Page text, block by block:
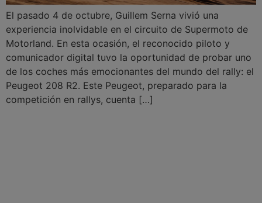
El pasado 4 de octubre, Guillem Serna vivió una
experiencia inolvidable en el circuito de Supermoto de
Motorland. En esta ocasión, el reconocido piloto y
comunicador digital tuvo la oportunidad de probar uno
de los coches más emocionantes del mundo del rally: el
Peugeot 208 R2. Este Peugeot, preparado para la
competición en rallys, cuenta […]